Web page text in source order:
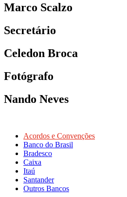
Marco Scalzo
Secretário
Celedon Broca
Fotógrafo
Nando Neves
Acordos e Convenções
Banco do Brasil
Bradesco
Caixa
Itaú
Santander
Outros Bancos